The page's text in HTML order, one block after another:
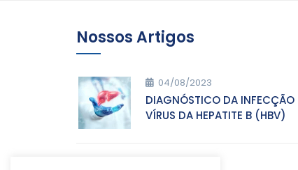
Nossos Artigos
04/08/2023
DIAGNÓSTICO DA INFECÇÃO
VÍRUS DA HEPATITE B (HBV)